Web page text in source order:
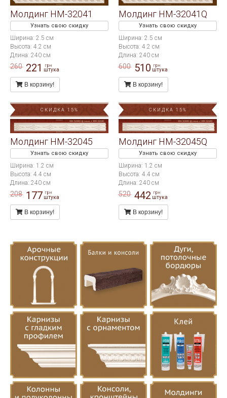
Молдинг HM-32041
Узнать свою скидку
Ширина: 2.5 см
Высота: 4.2 см
Длина: 240 см
260 221 грн
штука
В корзину!
Молдинг HM-32041Q
Узнать свою скидку
Ширина: 2.5 см
Высота: 4.2 см
Длина: 240 см
600 510 грн
штука
В корзину!
СКИДКА 15%
Молдинг HM-32045
Узнать свою скидку
Ширина: 1.2 см
Высота: 4.4 см
Длина: 240 см
208 177 грн
штука
В корзину!
СКИДКА 15%
Молдинг HM-32045Q
Узнать свою скидку
Ширина: 1.2 см
Высота: 4.4 см
Длина: 240 см
520 442 грн
штука
В корзину!